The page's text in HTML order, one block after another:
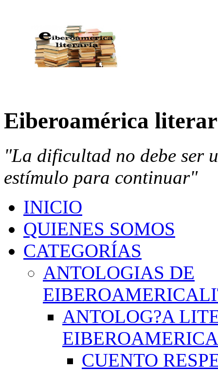
Eiberoamérica
"La dificultad no debe ser
estímulo para continuar"
INICIO
QUIENES SOMOS
CATEGORÍAS
ANTOLOGIAS DE
ANTOLOG?A
CUENTO